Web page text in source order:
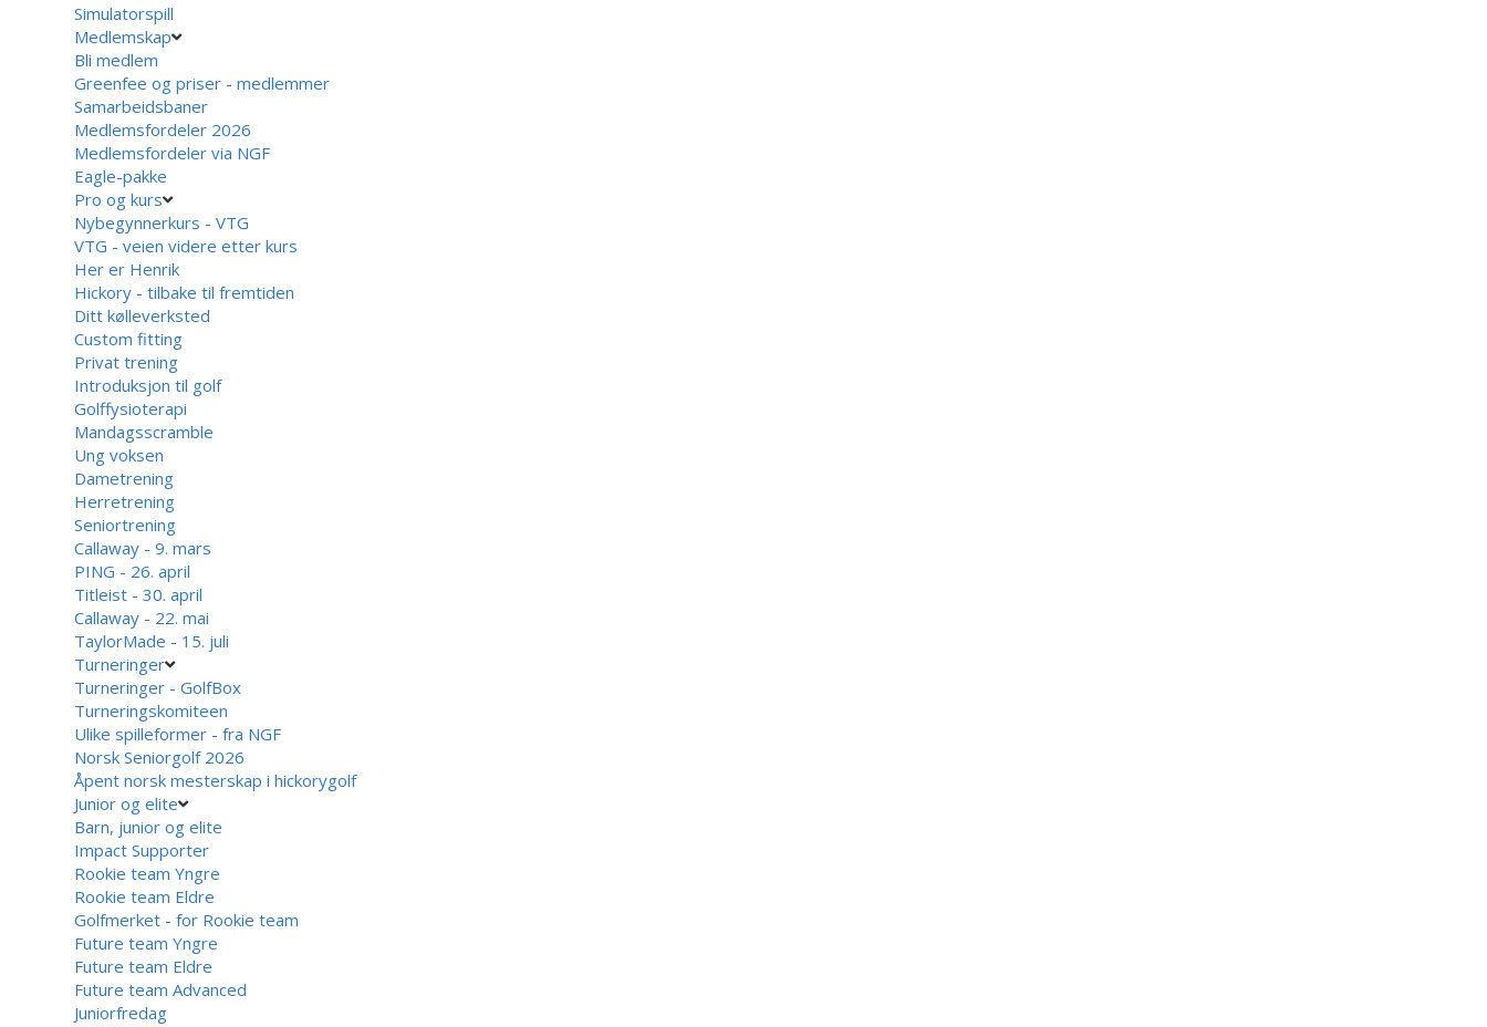
Simulatorspill
Medlemskap
Bli medlem
Greenfee og priser - medlemmer
Samarbeidsbaner
Medlemsfordeler 2026
Medlemsfordeler via NGF
Eagle-pakke
Pro og kurs
Nybegynnerkurs - VTG
VTG - veien videre etter kurs
Her er Henrik
Hickory - tilbake til fremtiden
Ditt kølleverksted
Custom fitting
Privat trening
Introduksjon til golf
Golffysioterapi
Mandagsscramble
Ung voksen
Dametrening
Herretrening
Seniortrening
Callaway - 9. mars
PING - 26. april
Titleist - 30. april
Callaway - 22. mai
TaylorMade - 15. juli
Turneringer
Turneringer - GolfBox
Turneringskomiteen
Ulike spilleformer - fra NGF
Norsk Seniorgolf 2026
Åpent norsk mesterskap i hickorygolf
Junior og elite
Barn, junior og elite
Impact Supporter
Rookie team Yngre
Rookie team Eldre
Golfmerket - for Rookie team
Future team Yngre
Future team Eldre
Future team Advanced
Juniorfredag